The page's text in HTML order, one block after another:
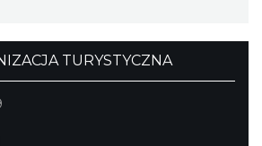
TURYSTYCZNA